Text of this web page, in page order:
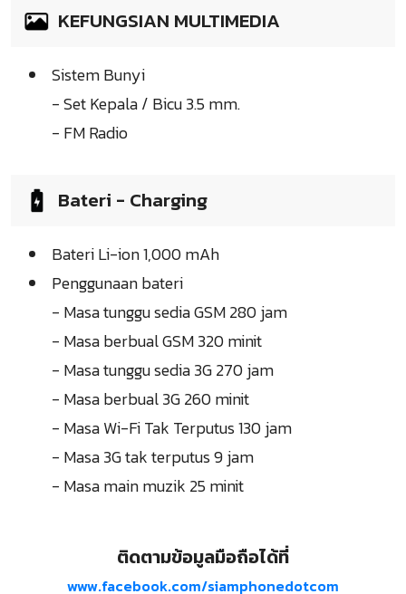
KEFUNGSIAN MULTIMEDIA
Sistem Bunyi
- Set Kepala / Bicu 3.5 mm.
- FM Radio
Bateri - Charging
Bateri Li-ion 1,000 mAh
Penggunaan bateri
- Masa tunggu sedia GSM 280 jam
- Masa berbual GSM 320 minit
- Masa tunggu sedia 3G 270 jam
- Masa berbual 3G 260 minit
- Masa Wi-Fi Tak Terputus 130 jam
- Masa 3G tak terputus 9 jam
- Masa main muzik 25 minit
ติดตามข้อมูลมือถือได้ที่
www.facebook.com/siamphonedotcom